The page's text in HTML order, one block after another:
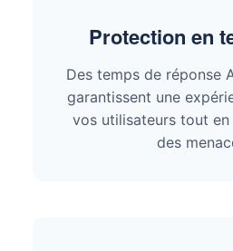
Protection en
Des temps de réponse
garantissent une
vos utilisateurs tout
des